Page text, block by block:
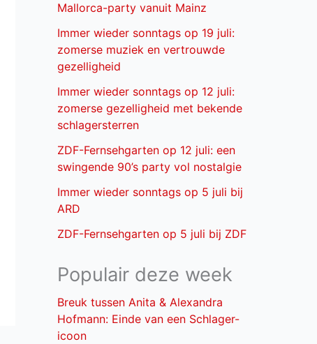
Mallorca-party vanuit Mainz
Immer wieder sonntags op 19 juli:
zomerse muziek en vertrouwde
gezelligheid
Immer wieder sonntags op 12 juli:
zomerse gezelligheid met bekende
schlagersterren
ZDF-Fernsehgarten op 12 juli: een
swingende 90’s party vol nostalgie
Immer wieder sonntags op 5 juli bij
ARD
ZDF-Fernsehgarten op 5 juli bij ZDF
Populair deze week
Breuk tussen Anita & Alexandra
Hofmann: Einde van een Schlager-
icoon